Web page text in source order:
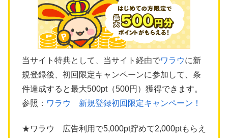
当サイト特典として、当サイト経由でワラウに新
規登録後、初回限定キャンペーンに参加して、条
件達成すると最大500pt（500円）獲得できます。
参照： ワラウ 新規登録初回限定キャンペーン！
★ワラウ 広告利用で5,000pt貯めて2,000ptもらえ